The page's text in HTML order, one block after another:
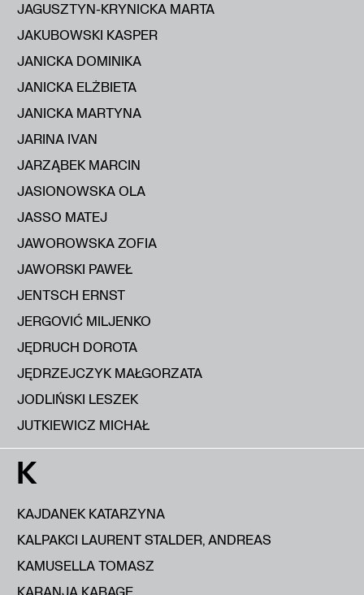
JAGUSZTYN-KRYNICKA MARTA
JAKUBOWSKI KASPER
JANICKA DOMINIKA
JANICKA ELŻBIETA
JANICKA MARTYNA
JARINA IVAN
JARZĄBEK MARCIN
JASIONOWSKA OLA
JASSO MATEJ
JAWOROWSKA ZOFIA
JAWORSKI PAWEŁ
JENTSCH ERNST
JERGOVIĆ MILJENKO
JĘDRUCH DOROTA
JĘDRZEJCZYK MAŁGORZATA
JODLIŃSKI LESZEK
JUTKIEWICZ MICHAŁ
K
KAJDANEK KATARZYNA
KALPAKCI LAURENT STALDER, ANDREAS
KAMUSELLA TOMASZ
KARANJA KABAGE